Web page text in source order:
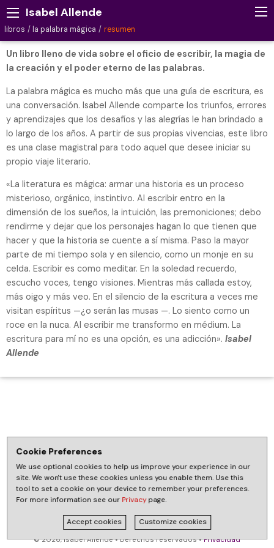
Isabel Allende
libros la palabra mágica resumen
Un libro lleno de vida sobre el oficio de escribir, la magia de
la creación y el poder eterno de las palabras.
La palabra mágica es mucho más que una guía de escritura, es
una conversación. Isabel Allende comparte los triunfos, errores
y aprendizajes que los desafíos y las alegrías le han brindado a
lo largo de los años. A partir de sus propias vivencias, este libro
es una clase magistral para todo aquel que desee iniciar su
propio viaje literario.
«La literatura es mágica: armar una historia es un proceso
misterioso, orgánico, instintivo. Al escribir entro en la
dimensión de los sueños, la intuición, las premoniciones; debo
rendirme y dejar que los personajes hagan lo que tienen que
hacer y que la historia se cuente a sí misma. Paso la mayor
parte de mi tiempo sola y en silencio, como un monje en su
celda. Escribir es como meditar. En la soledad recuerdo,
escucho voces, tengo visiones. Mientras más callada estoy,
más oigo y más veo. En el silencio de la escritura a veces me
visitan espíritus —¿o serán las musas —. Lo siento como un
roce en la nuca. Al escribir me transformo en médium. La
escritura para mí no es una opción, es una adicción». Isabel
Allende
© 2026, Isabel Allende • Derechos reservados •Privacidad
Cookie Preferences
We use optional cookies to help us improve your experience in our
site. We won't use these cookies unless you enable them. Use this
tool to set a cookie on your device to remember your preferences.
For more information see our Privacypage.
Accept cookies Customize cookies